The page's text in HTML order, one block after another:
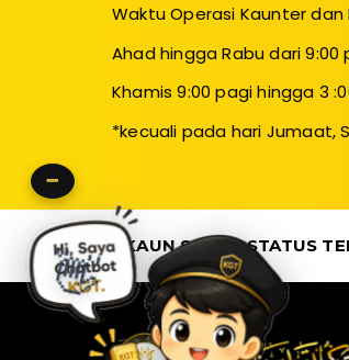
Waktu Operasi Kaunter dan
Ahad hingga Rabu dari
Khamis 9:00 pagi hingga 3
*kecuali pada hari Jumaat,
AKAUN SAYA STATUS
−